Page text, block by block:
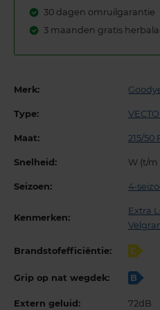
30 dagen omruilgarantie
3 maanden gratis
Merk:
Type:
Maat: 215/50
Snelheid: W (t/m
Seizoen: 4-
Kenmerken:
Extra
Brandstofefficiëntie: C
Grip op nat wegdek: B
Extern geluid: 72dB